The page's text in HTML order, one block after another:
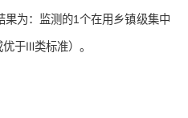
为：监测的1个在用乡镇级集中
于Ⅲ类标准）。